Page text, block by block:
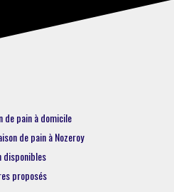
de pain à domicile
de pain à Nozeroy
disponibles
proposés